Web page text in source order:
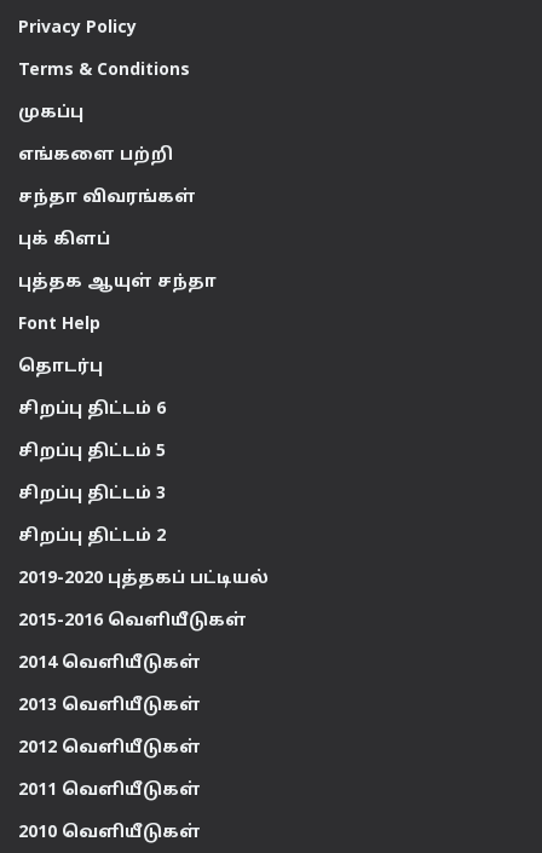
Privacy Policy
Terms & Conditions
முகப்பு
எங்களை பற்றி
சந்தா விவரங்கள்
புக் கிளப்
புத்தக ஆயுள் சந்தா
Font Help
தொடர்பு
சிறப்பு திட்டம் 6
சிறப்பு திட்டம் 5
சிறப்பு திட்டம் 3
சிறப்பு திட்டம் 2
2019-2020 புத்தகப் பட்டியல்
2015-2016 வெளியீடுகள்
2014 வெளியீடுகள்
2013 வெளியீடுகள்
2012 வெளியீடுகள்
2011 வெளியீடுகள்
2010 வெளியீடுகள்